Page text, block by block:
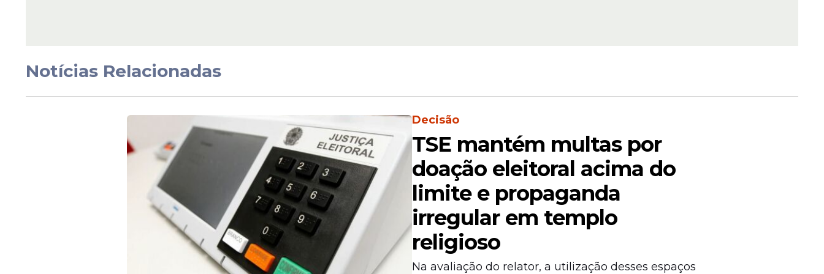
interessados no potencial do Brasil para a segurança alimentar global que eles deixam de investir
no País por causa da insegurança jurídica, da corrupção e da imprevisibilidade.
Notícias Relacionadas
Decisão
TSE mantém multas por
doação eleitoral acima do
limite e propaganda
irregular em templo
religioso
Na avaliação do relator, a utilização desses espaços